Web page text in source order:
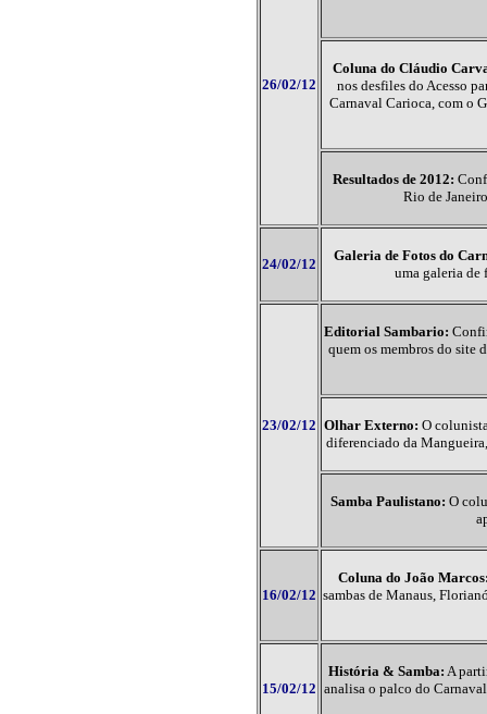
26/02/12
Coluna do Cláudio
nos desfiles do Acesso
Carnaval Carioca, com o
Resultados de 2012:
Rio de
24/02/12
Galeria de Fotos do
uma galeria de
23/02/12
Editorial Sambario:
quem os membros do site
Olhar Externo: O
diferenciado da
Samba Paulistano: O
16/02/12
Coluna do João
sambas de Manaus,
15/02/12
História & Samba: A
analisa o palco do